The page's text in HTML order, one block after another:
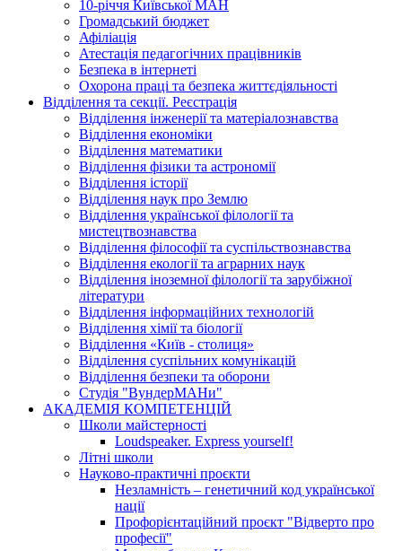
10-річчя Київської МАН
Громадський бюджет
Афіліація
Атестація педагогічних працівників
Безпека в інтернеті
Охорона праці та безпека життєдіяльності
Відділення та секції. Реєстрація
Відділення інженерії та матеріалознавства
Відділення економіки
Відділення математики
Відділення фізики та астрономії
Відділення історії
Відділення наук про Землю
Відділення української філології та
мистецтвознавства
Відділення філософії та суспільствознавства
Відділення екології та аграрних наук
Відділення іноземної філології та зарубіжної
літератури
Відділення інформаційних технологій
Відділення хімії та біології
Відділення «Київ - столиця»
Відділення суспільних комунікацій
Відділення безпеки та оборони
Студія "ВундерМАНи"
АКАДЕМІЯ КОМПЕТЕНЦІЙ
Школи майстерності
Loudspeaker. Express yourself!
Літні школи
Науково-практичні проєкти
Незламність – генетичний код української
нації
Профорієнтаційний проєкт "Відверто про
професії"